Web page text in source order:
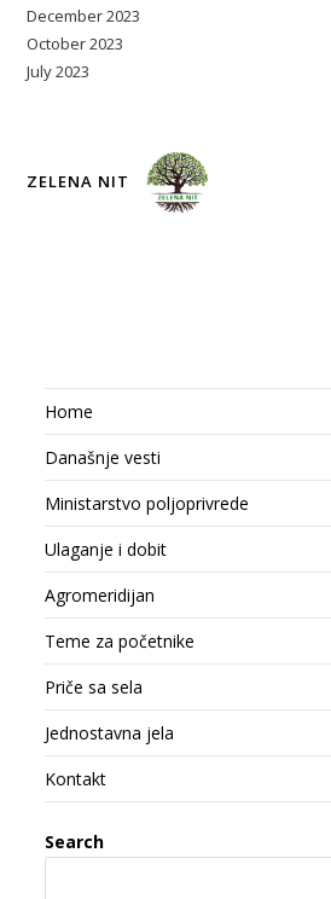
December 2023
October 2023
July 2023
ZELENA NIT
Home
Današnje vesti
Ministarstvo poljoprivrede
Ulaganje i dobit
Agromeridijan
Teme za početnike
Priče sa sela
Jednostavna jela
Kontakt
Search